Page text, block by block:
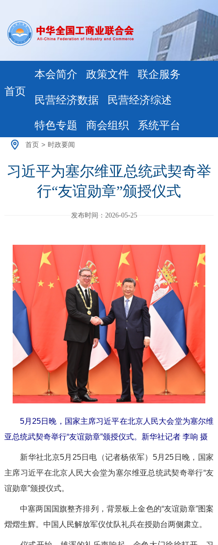
首页
本会简介 政策文件 联企服务
民营经济数据 民营经济综述
特色专题 商会组织 系统平台
首页 > 时政要闻
习近平为塞尔维亚总统武契奇举
行“友谊勋章”颁授仪式
发布时间：2026-05-25
5月25日晚，国家主席习近平在北京人民大会堂为塞尔维
亚总统武契奇举行“友谊勋章”颁授仪式。新华社记者 李响 摄
新华社北京5月25日电（记者杨依军）5月25日晚，国家
主席习近平在北京人民大会堂为塞尔维亚总统武契奇举行“友
谊勋章”颁授仪式。
中塞两国国旗整齐排列，背景板上金色的“友谊勋章”图案
熠熠生辉。中国人民解放军仪仗队礼兵在授勋台两侧肃立。